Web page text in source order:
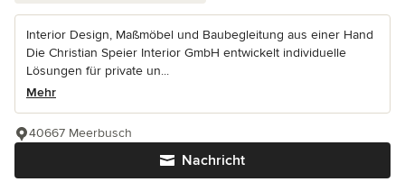
Interior Design, Maßmöbel und Baubegleitung aus einer Hand
Die Christian Speier Interior GmbH entwickelt individuelle
Lösungen für private un...
Mehr
Nachricht
40667 Meerbusch